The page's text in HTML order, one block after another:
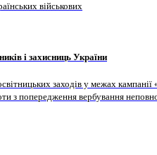
військових
і захисниць України
заходів у межах кампанії
з попередження вербування